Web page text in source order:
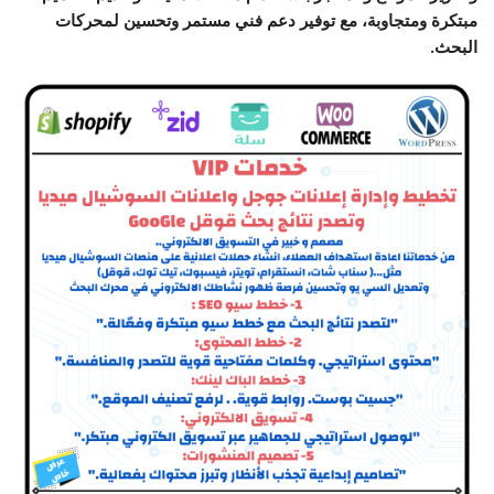
مبتكرة ومتجاوبة، مع توفير دعم فني مستمر وتحسين لمحركات
البحث.